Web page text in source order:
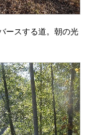
ースする道。朝の光